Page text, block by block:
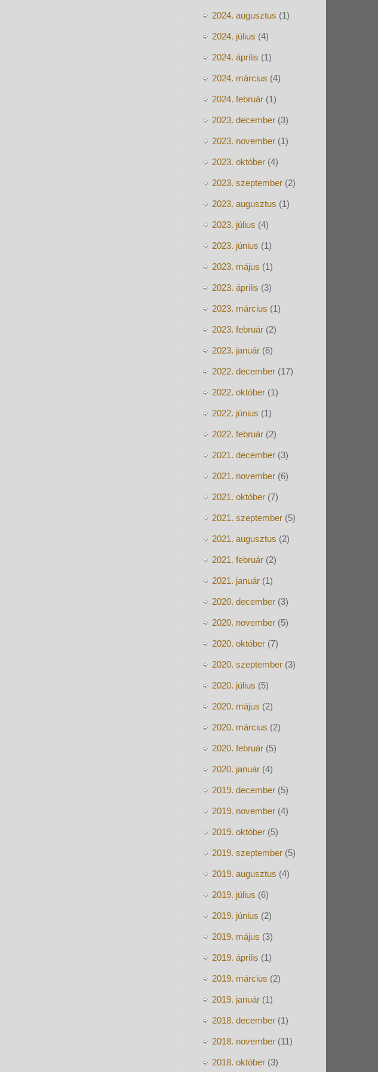
2024. augusztus (1)
2024. július (4)
2024. április (1)
2024. március (4)
2024. február (1)
2023. december (3)
2023. november (1)
2023. október (4)
2023. szeptember (2)
2023. augusztus (1)
2023. július (4)
2023. június (1)
2023. május (1)
2023. április (3)
2023. március (1)
2023. február (2)
2023. január (6)
2022. december (17)
2022. október (1)
2022. június (1)
2022. február (2)
2021. december (3)
2021. november (6)
2021. október (7)
2021. szeptember (5)
2021. augusztus (2)
2021. február (2)
2021. január (1)
2020. december (3)
2020. november (5)
2020. október (7)
2020. szeptember (3)
2020. július (5)
2020. május (2)
2020. március (2)
2020. február (5)
2020. január (4)
2019. december (5)
2019. november (4)
2019. október (5)
2019. szeptember (5)
2019. augusztus (4)
2019. július (6)
2019. június (2)
2019. május (3)
2019. április (1)
2019. március (2)
2019. január (1)
2018. december (1)
2018. november (11)
2018. október (3)